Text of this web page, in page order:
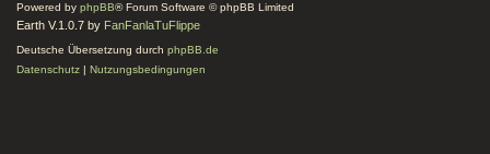
Powered by phpBB® Forum Software © phpBB Limited
Earth V.1.0.7 by FanFanlaTuFlippe
Deutsche Übersetzung durch phpBB.de
Datenschutz | Nutzungsbedingungen